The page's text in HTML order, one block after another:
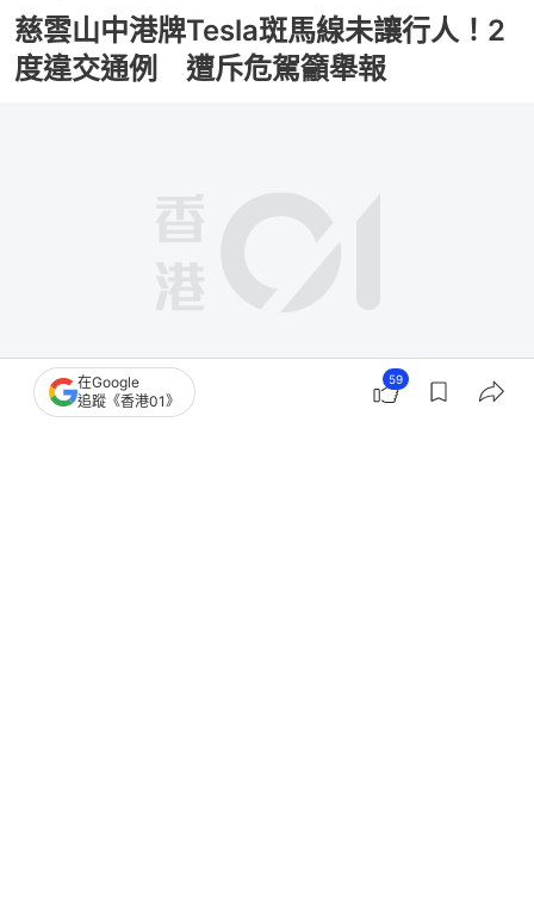
慈雲山中港牌Tesla斑馬線未讓行人！2
度違交通例 遭斥危駕籲舉報
在Google
追蹤《香港01》
59